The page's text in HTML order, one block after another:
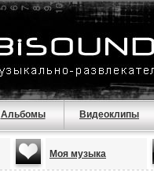
Альбомы Видеоклипы
Моя музыка